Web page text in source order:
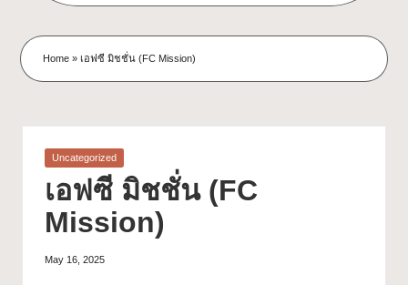
Home » เอฟซี มิชชั่น (FC Mission)
Uncategorized
เอฟซี มิชชั่น (FC
Mission)
May 16, 2025